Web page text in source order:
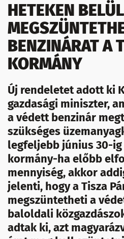
HETEKEN BELÜL
BENZINÁRAT A
KORMÁNY
Új rendeletet adott ki
gazdasági miniszter,
a védett benzinár
szükséges
legfeljebb június 30-
kormány-ha előbb
mennyiség, akkor
jelenti, hogy a Tisza
megszüntetheti a
baloldali
adtak ki, azt